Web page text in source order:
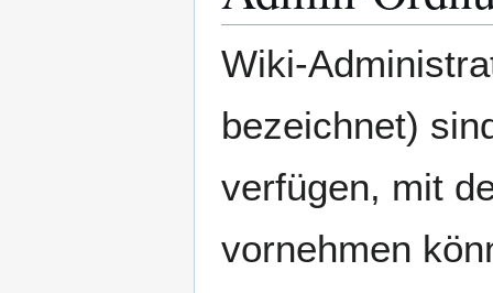
Wiki-
bezeichnet)
verfügen, mit
vornehmen